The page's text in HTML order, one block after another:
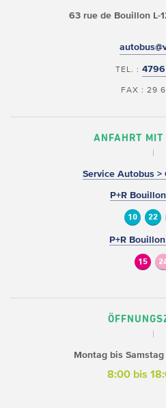
63 rue de BouillonL-
TEL. :
FAX : 29
ANFAHRT MIT
Service Autobus >
P+R
10 22
P+R
15
Montag bis
8:00 bis